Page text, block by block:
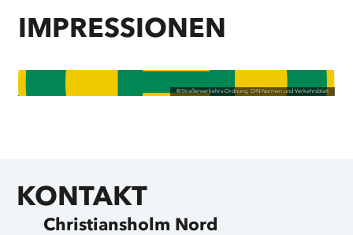
IMPRESSIONEN
©Straßenverkehrs-Ordnung, DIN-Normen und Verkehrsblatt
KONTAKT
Christiansholm Nord